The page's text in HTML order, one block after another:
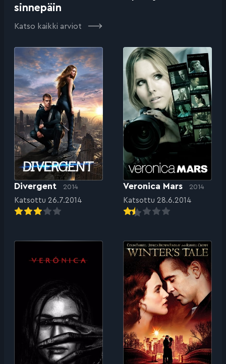
sinnepäin
Katso kaikki arviot
Divergent 2014
Katsottu 26.7.2014
Veronica Mars 2014
Katsottu 28.6.2014